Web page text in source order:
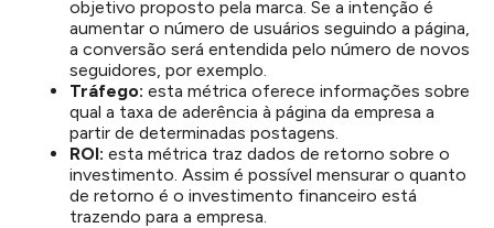
objetivo proposto pela marca. Se a intenção é
aumentar o número de usuários seguindo a página,
a conversão será entendida pelo número de novos
seguidores, por exemplo.
Tráfego: esta métrica oferece informações sobre
qual a taxa de aderência à página da empresa a
partir de determinadas postagens.
ROI: esta métrica traz dados de retorno sobre o
investimento. Assim é possível mensurar o quanto
de retorno é o investimento financeiro está
trazendo para a empresa.